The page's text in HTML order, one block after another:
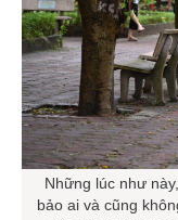
Những lúc như
bảo ai và cũng